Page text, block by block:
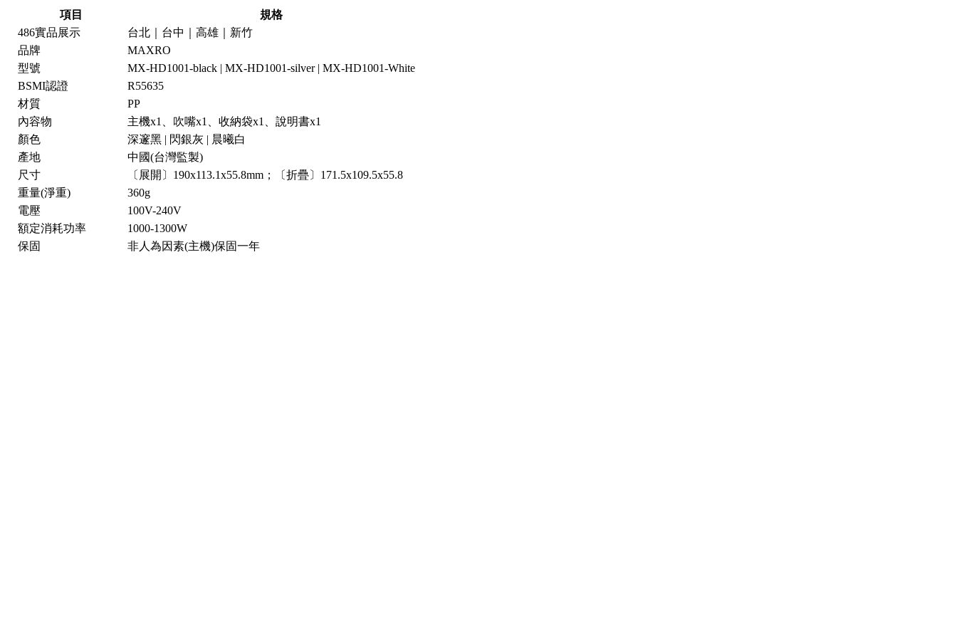
項目
規格
486實品展示
台北｜台中｜高雄｜新竹
品牌
MAXRO
型號
MX-HD1001-black | MX-HD1001-silver | MX-HD1001-White
BSMI認證
R55635
材質
PP
內容物
主機x1、吹嘴x1、收納袋x1、說明書x1
顏色
深邃黑 | 閃銀灰 | 晨曦白
產地
中國(台灣監製)
尺寸
〔展開〕190x113.1x55.8mm；〔折疊〕171.5x109.5x55.8
重量(淨重)
360g
電壓
100V-240V
額定消耗功率
1000-1300W
保固
非人為因素(主機)保固一年